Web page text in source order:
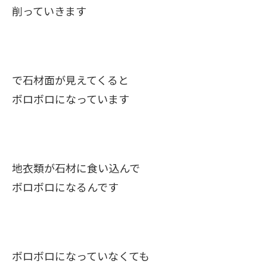
削っていきます
で石材面が見えてくると
ボロボロになっています
地衣類が石材に食い込んで
ボロボロになるんです
ボロボロになっていなくても